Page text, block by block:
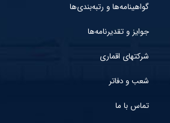
گواهینامه‌ها و رتبه‌بندی‌ها
جوایز و تقدیرنامه‌ها
شرکتهای اقماری
شعب و دفاتر
تماس با ما